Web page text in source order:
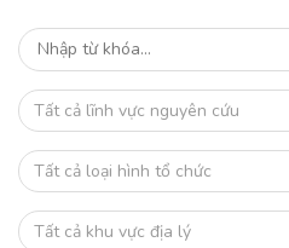
Tất cả lĩnh vực nguyên cứu
Tất cả loại hình tổ chức
Tất cả khu vực địa lý